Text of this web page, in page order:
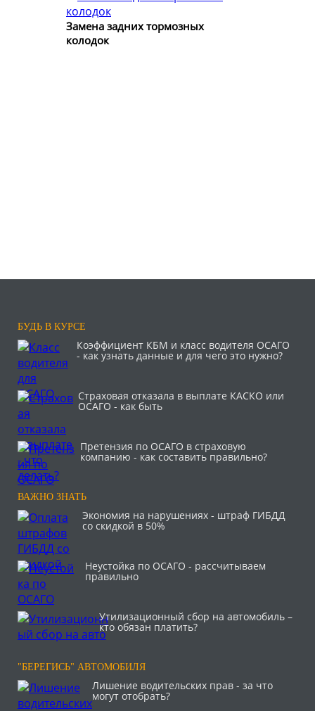
Замена задних тормозных
колодок
БУДЬ В КУРСЕ
Коэффициент КБМ и класс водителя ОСАГО
- как узнать данные и для чего это нужно?
Страховая отказала в выплате КАСКО или
ОСАГО - как быть
Претензия по ОСАГО в страховую
компанию - как составить правильно?
ВАЖНО ЗНАТЬ
Экономия на нарушениях - штраф ГИБДД
со скидкой в 50%
Неустойка по ОСАГО - рассчитываем
правильно
Утилизационный сбор на автомобиль –
кто обязан платить?
"БЕРЕГИСЬ" АВТОМОБИЛЯ
Лишение водительских прав - за что
могут отобрать?